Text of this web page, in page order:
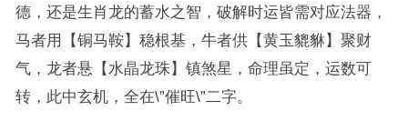
德，还是生肖龙的蓄水之智，破解时运皆需对应法器，
马者用【铜马鞍】稳根基，牛者供【黄玉貔貅】聚财
气，龙者悬【水晶龙珠】镇煞星，命理虽定，运数可
转，此中玄机，全在\”催旺\”二字。